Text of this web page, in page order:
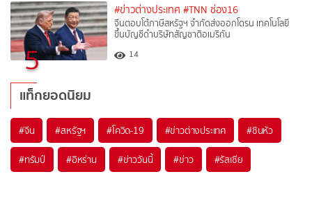
5
#ข่าวต่างประเทศ #TNN ช่อง16
จีนตอบโต้ภาษีสหรัฐฯ จำกัดส่งออกโดรน เทคโนโลยี
ขึ้นบัญชีดำบริษัทสัญชาติอเมริกัน
14
แท็กยอดนิยม
#จีน #สหรัฐฯ #โควิด-19 #ข่าวต่างประเทศ #ซินหัว
#ทรัมป์ #อิหร่าน #ข่าววันนี้ #ข่าว #รัสเซีย